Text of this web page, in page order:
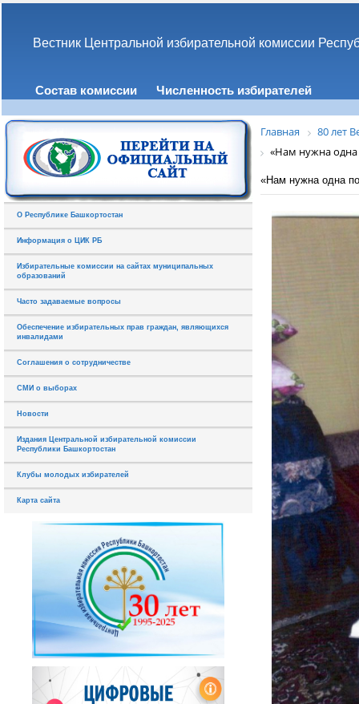
Вестник Центральной избирательной комиссии
Состав комиссии Численность избирателей
О Республике Башкортостан
Информация о ЦИК РБ
Избирательные комиссии на сайтах муниципальных
образований
Часто задаваемые вопросы
Обеспечение избирательных прав граждан, являющихся
инвалидами
Соглашения о сотрудничестве
СМИ о выборах
Новости
Издания Центральной избирательной комиссии
Республики Башкортостан
Клубы молодых избирателей
Карта сайта
Главная
80 лет
«Нам нужна одна
«Нам нужна одна